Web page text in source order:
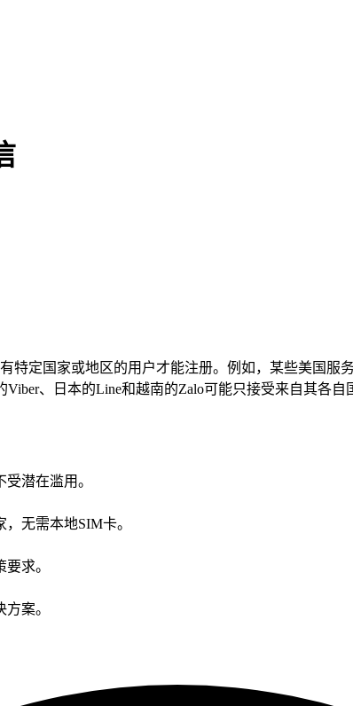
定国家或地区的用户才能注册。例如，某些美国服
、日本的Line和越南的Zalo可能只接受来自其各自
潜在滥用。
无需本地SIM卡。
求。
案。